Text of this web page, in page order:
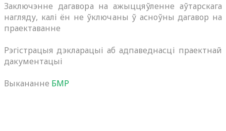
Заключэнне дагавора на ажыццяўленне аўтарскага
нагляду, калі ён не ўключаны ў асноўны дагавор на
праектаванне
Рэгістрацыя дэкларацыі аб адпаведнасці праектнай
дакументацыі
Выкананне БМР